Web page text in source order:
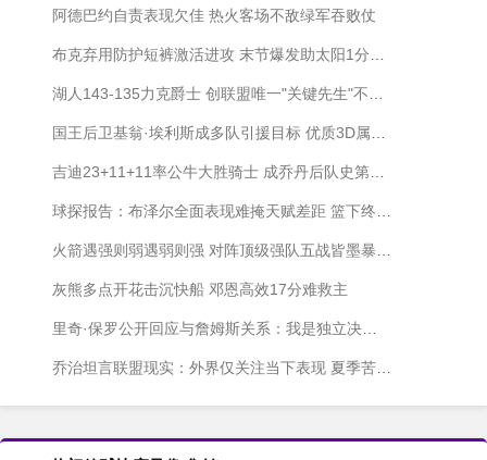
阿德巴约自责表现欠佳 热火客场不敌绿军吞败仗
布克弃用防护短裤激活进攻 末节爆发助太阳1分险胜勇士
湖人143-135力克爵士 创联盟唯一"关键先生"不败神话
国王后卫基翁·埃利斯成多队引援目标 优质3D属性引发争夺战
吉迪23+11+11率公牛大胜骑士 成乔丹后队史第二人
球探报告：布泽尔全面表现难掩天赋差距 篮下终结成状元之争关键短板
火箭遇强则弱遇弱则强 对阵顶级强队五战皆墨暴露瓶颈
灰熊多点开花击沉快船 邓恩高效17分难救主
里奇·保罗公开回应与詹姆斯关系：我是独立决策者
乔治坦言联盟现实：外界仅关注当下表现 夏季苦练成动力